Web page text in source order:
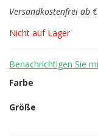
Versandkostenfrei ab €
Nicht auf Lager
Benachrichtigen Sie
Farbe
Größe